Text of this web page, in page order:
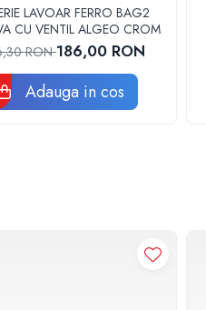
LAVOAR FERRO BAG2
CU VENTIL ALGEO CROM
RON186,00 RON
Adauga in cos